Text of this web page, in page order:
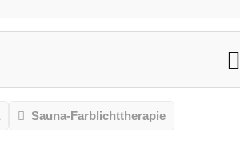
Sauna-Farblichttherapie